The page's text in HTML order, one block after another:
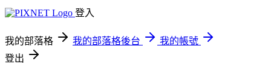
登入
我的部落格 我的部落格後台
我的帳號
登出